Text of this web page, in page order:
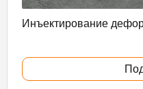
Инъектирование